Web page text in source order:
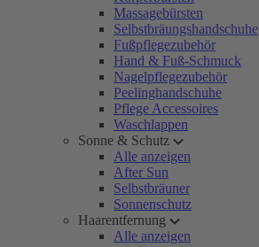
Massagebürsten
Selbstbräungshandschuhe
Fußpflegezubehör
Hand & Fuß-Schmuck
Nagelpflegezubehör
Peelinghandschuhe
Pflege Accessoires
Waschlappen
Sonne & Schutz
Alle anzeigen
After Sun
Selbstbräuner
Sonnenschutz
Haarentfernung
Alle anzeigen